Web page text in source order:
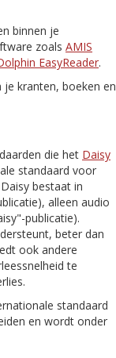
binnen je
zoals AMIS
EasyReader.
je kranten, boeken en
die het Daisy
standaard voor
bestaat in
alleen audio
publicatie).
beter dan
ook andere
te
standaard
en wordt onder